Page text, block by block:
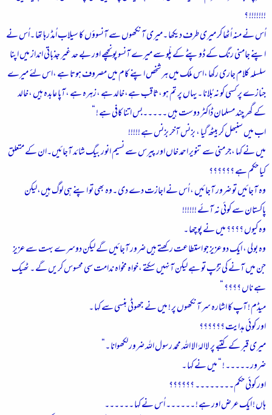
!!!!!!! ؟
اُس نے منہ اُٹھا کر میری طرف دیکھا ۔میری آنکھوں سے آنسوؤں کا سیلاب اُمڈ رہا تھا ۔اُس نے
اپنے جامنی رنگ کے ڈوپٹے کے پلّو سے میرے آنسو پونچھے اور بے حد غیر جذباتی انداز میں اپنا
سلسلہ کلام جاری رکھا ،اس ملک میں ہر شخص اپنے کام میں مصروف ہوتا ہے ،اس لئے میرے
جنازے پر کسی کو نہ بُلانا ۔یہاں پر تم ہو ،ثاقب ہے،خالد ہے ،زہرہ ہے ،آپا عابدہ ہیں ،خالد
کے گھر چند مسلمان ڈاکٹر دوست ہیں ۔۔۔۔۔بس اتنا کافی ہے ! “
اب میں سنبھل کر بیٹھ گیا ، بزنس آخر بزنس ہے ‌!!!!!
میں نے کہا ،جرمنی سے تنویر احمد خاں اور پیرس سے نسیم انور بیگ شائد آجائیں۔ان کے متعلق
کیا حکم ہے ؟؟؟؟؟؟
وہ آجائیں تو ضرور آجائیں ، اُس نے اجازت دے دی ۔وہ بھی تو اپنے ہی لوگ ہیں،لیکن
پاکستان سے کوئی نہ آئے !!!!!!
وہ کیوں ؟؟؟؟ میں نے پوچھا ۔
وہ بولی ، ایک دو عزیز جو استطاعت رکھتے ہیں ضرور آجائیں گے لیکن دوسرے بہت سے عزیز
جن میں آنے کی تڑپ تو ہے لیکن آنہیں سکتے ،خواہ مخواہ ندامت سی محسوس کریں گے ۔ ٹھیک
ہے ناں ؟؟؟؟ “
میڈم ! آپ کا اشارہ سر آنکھوں پر ! میں نے جھوٹی ہنسی سے کہا ۔
اور کوئی ہدایت ؟؟؟؟؟؟
میری قبر کے کتبے پر لاالہٰ الا اللہ محمد رسول اللہ ضرور لکھوانا ۔“
ضرور ۔۔۔۔۔ ! “ میں نے کہا ۔
اور کوئی حکم۔۔۔۔۔۔۔۔ ؟؟؟؟؟؟
ہاں ! ایک عرض اور ہے ! ۔۔۔۔۔۔ اُس نے کہا ۔۔۔۔۔۔